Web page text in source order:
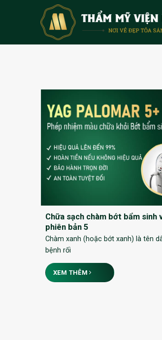
Chữa sạch chàm bớt bẩm sinh
phiên bản 5
Chàm xanh (hoặc bớt xanh) là tên
bệnh rối
XEM THÊM